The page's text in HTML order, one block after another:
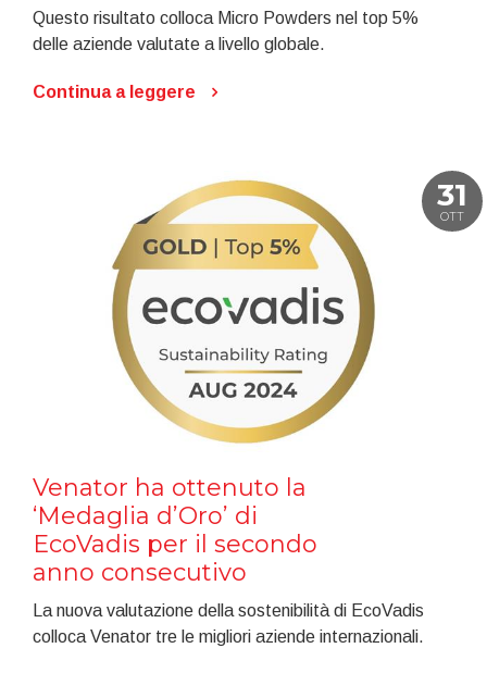
Questo risultato colloca Micro Powders nel top 5%
delle aziende valutate a livello globale.
Continua a leggere
31
OTT
Venator ha ottenuto la
‘Medaglia d’Oro’ di
EcoVadis per il secondo
anno consecutivo
La nuova valutazione della sostenibilità di EcoVadis
colloca Venator tre le migliori aziende internazionali.